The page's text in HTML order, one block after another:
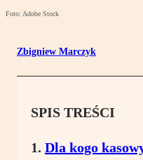
Foto: Adobe Stock
Zbigniew Marczyk
SPIS TREŚCI
Dla kogo